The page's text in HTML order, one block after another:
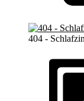
404 -